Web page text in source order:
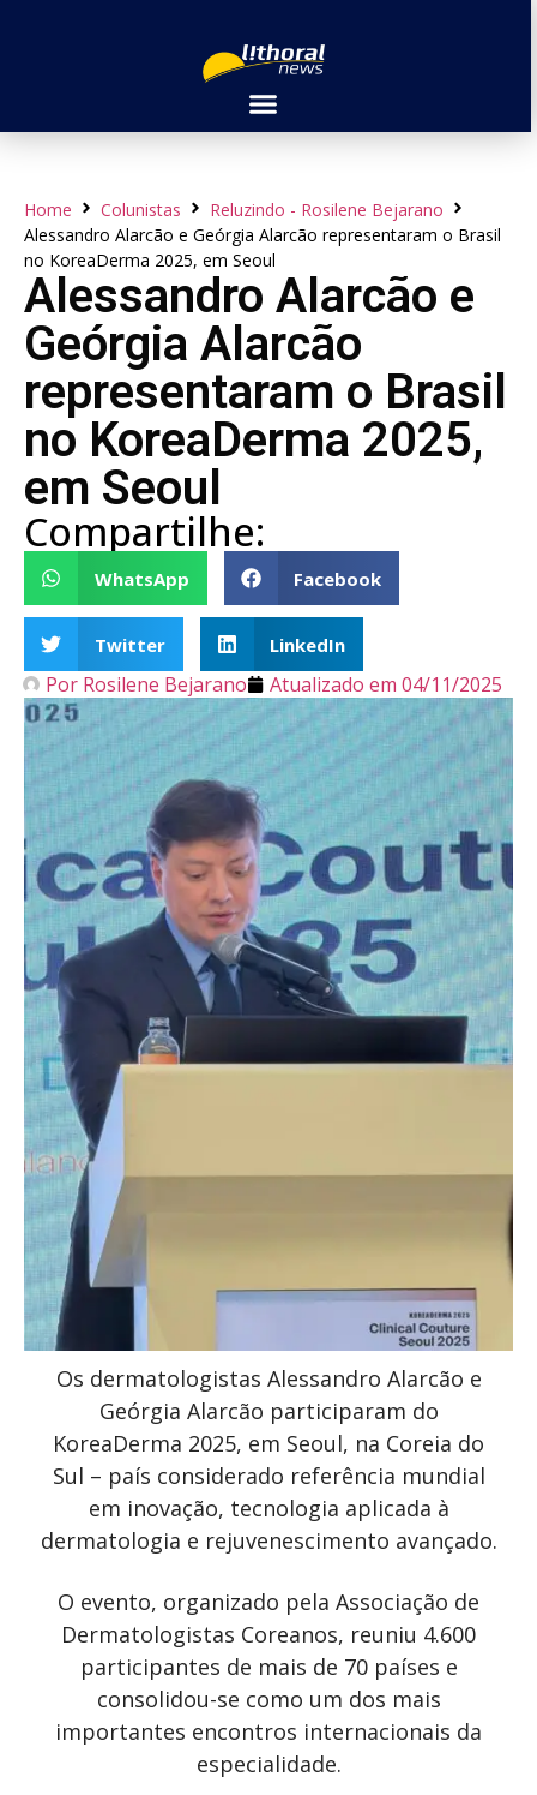
Home Colunistas
Reluzindo - Rosilene Bejarano
Alessandro Alarcão e Geórgia Alarcão representaram o Brasil
no KoreaDerma 2025, em Seoul
Alessandro Alarcão e
Geórgia Alarcão
representaram o Brasil
no KoreaDerma 2025,
em Seoul
Compartilhe:
WhatsApp Facebook
Twitter LinkedIn
Por Rosilene Bejarano Atualizado em 04/11/2025
Os dermatologistas Alessandro Alarcão e
Geórgia Alarcão participaram do
KoreaDerma 2025, em Seoul, na Coreia do
Sul – país considerado referência mundial
em inovação, tecnologia aplicada à
dermatologia e rejuvenescimento avançado.
O evento, organizado pela Associação de
Dermatologistas Coreanos, reuniu 4.600
participantes de mais de 70 países e
consolidou-se como um dos mais
importantes encontros internacionais da
especialidade.